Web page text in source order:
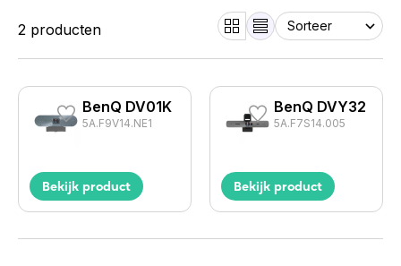
2 producten
BenQ DV01K
5A.F9V14.NE1
Bekijk product
BenQ DVY32
5A.F7S14.005
Bekijk product